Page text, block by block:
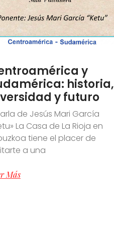
y
historia,
y futuro
de Jesús Mari García
La Casa de La Rioja en
tiene el placer de
a una
Más